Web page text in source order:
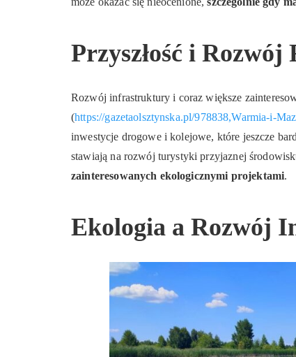
Przyszłość i
Rozwój infrastruktury i coraz większe
(https://gazetaolsztynska.pl/978838,Warmia-i-
inwestycje drogowe i kolejowe, które jeszcze
stawiają na rozwój turystyki przyjaznej
zainteresowanych ekologicznymi projektami.
Ekologia a Rozwój